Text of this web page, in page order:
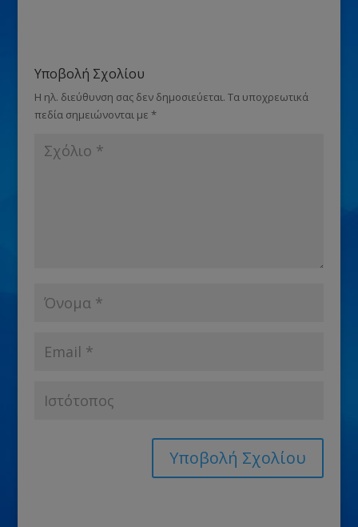
Υποβολή Σχολίου
Η ηλ. διεύθυνση σας δεν δημοσιεύεται. Τα υποχρεωτικά
πεδία σημειώνονται με *